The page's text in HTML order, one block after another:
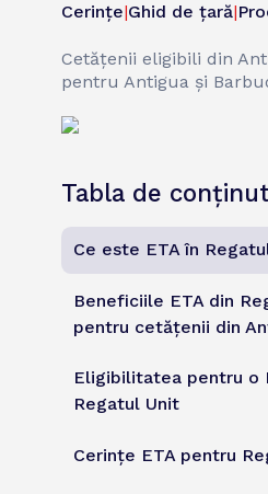
Cerințe|Ghid de țară|
Cetățenii eligibili din
pentru Antigua și
Tabla de
Ce este ETA în
Beneficiile ETA din
pentru cetățenii din
Eligibilitatea pentru o
Regatul Unit
Cerințe ETA pentru